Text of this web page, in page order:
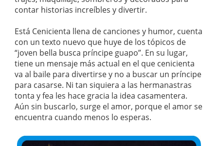
contar historias increíbles y divertir.
Está Cenicienta llena de canciones y humor, cuenta
con un texto nuevo que huye de los tópicos de
“joven bella busca príncipe guapo”. En su lugar,
tiene un mensaje más actual en el que cenicienta
va al baile para divertirse y no a buscar un príncipe
para casarse. Ni tan siquiera a las hermanastras
tonta y fea les hace gracia la idea casamentera.
Aún sin buscarlo, surge el amor, porque el amor se
encuentra cuando menos lo esperas.